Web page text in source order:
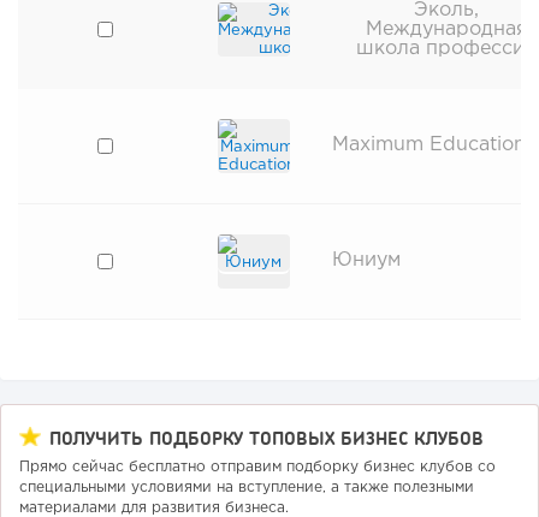
Эколь,
Международная
школа профессий
Maximum Education
Юниум
ПОЛУЧИТЬ ПОДБОРКУ ТОПОВЫХ БИЗНЕС КЛУБОВ
Прямо сейчас бесплатно отправим подборку бизнес клубов со
специальными условиями на вступление, а также полезными
материалами для развития бизнеса.